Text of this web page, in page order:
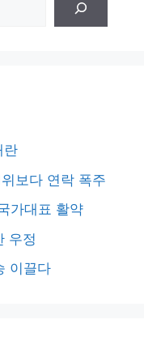
란
보다 연락 폭주
가대표 활약
우정
이끌다